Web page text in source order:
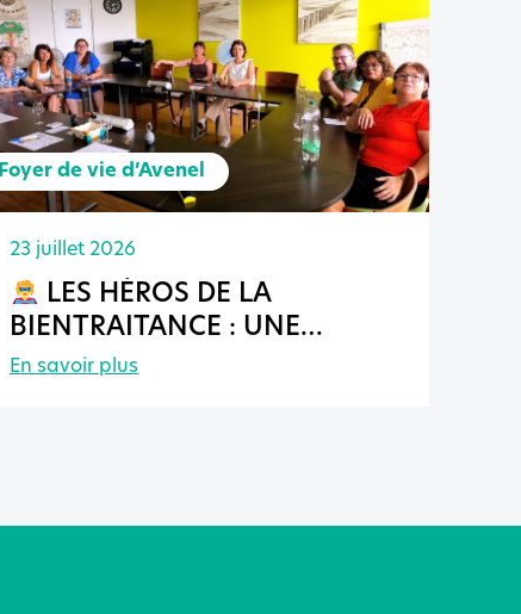
Foyer de vie d’Avenel
23 juillet 2026
LES HÉROS DE LA
BIENTRAITANCE : UNE
APRÈS-MIDI INSPIRANTE AU
En savoir plus